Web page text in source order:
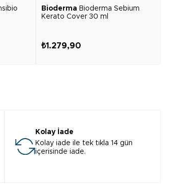
Bioderma Bioderma Sebium
Kerato Cover 30 ml
₺1.279,90
Kolay İade
Kolay iade ile tek tıkla 14 gün
içerisinde iade.